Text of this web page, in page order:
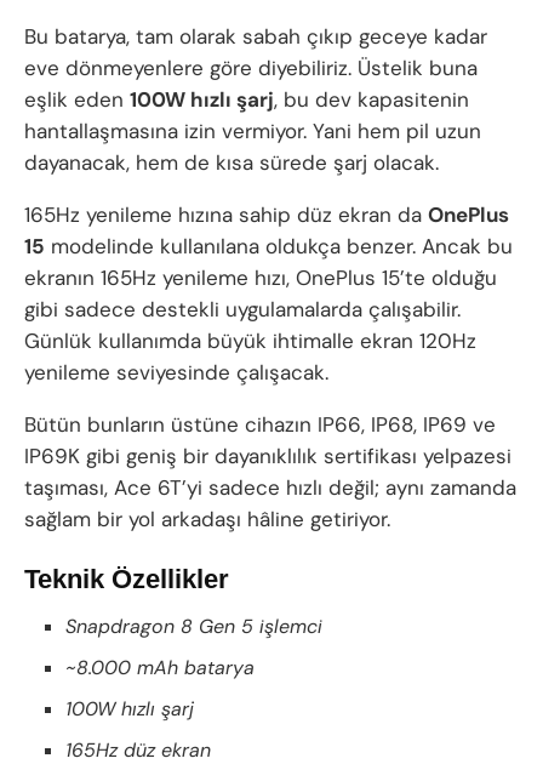
Bu batarya, tam olarak sabah çıkıp geceye kadar
eve dönmeyenlere göre diyebiliriz. Üstelik buna
eşlik eden 100W hızlı şarj, bu dev kapasitenin
hantallaşmasına izin vermiyor. Yani hem pil uzun
dayanacak, hem de kısa sürede şarj olacak.
165Hz yenileme hızına sahip düz ekran da OnePlus
15 modelinde kullanılana oldukça benzer. Ancak bu
ekranın 165Hz yenileme hızı, OnePlus 15’te olduğu
gibi sadece destekli uygulamalarda çalışabilir.
Günlük kullanımda büyük ihtimalle ekran 120Hz
yenileme seviyesinde çalışacak.
Bütün bunların üstüne cihazın IP66, IP68, IP69 ve
IP69K gibi geniş bir dayanıklılık sertifikası yelpazesi
taşıması, Ace 6T’yi sadece hızlı değil; aynı zamanda
sağlam bir yol arkadaşı hâline getiriyor.
Teknik Özellikler
Snapdragon 8 Gen 5 işlemci
~8.000 mAh batarya
100W hızlı şarj
165Hz düz ekran